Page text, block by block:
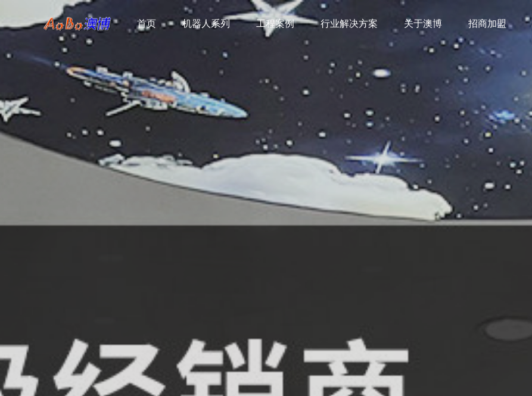
首页 机器人系列 工程案例 行业解决方案 关于澳博 招商加盟
首页 机器人系列 工程案例 行业解决方案 关于澳博 招商加盟